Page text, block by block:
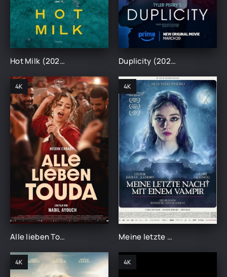
Hot Milk (2025) Duplicity (2025)
4K
Alle lieben Touda (2025)
4K
Meine letzte Nacht mit einem Vampir (2025)
4K 4K